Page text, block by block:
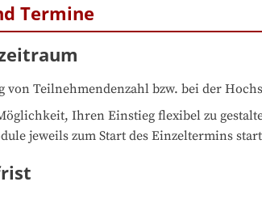
Termine
von Teilnehmendenzahl bzw. bei der
Ihren Einstieg flexibel zu
jeweils zum Start des Einzeltermins